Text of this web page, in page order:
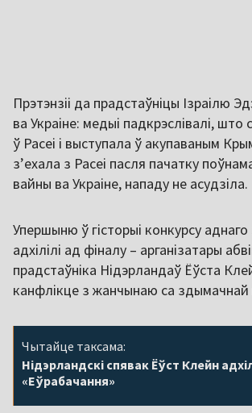
Прэтэнзіі да прадстаўніцы Ізраілю
ва Украіне: медыі падкрэслівалі,
ў Расеі і выступала ў акупаваным
з’ехала з Расеі пасля пачатку
вайны ва Украіне, нападу не асудзіла.
Упершыню ў гісторыі конкурсу аднаго
адхілілі ад фіналу – арганізатары
прадстаўніка Нідэрландаў Ёўста
канфлікце з жанчынаю са здымачнай
Чытайце таксама:
Нідэрландскі спявак Ёўст Клейн
«Еўрабачання»